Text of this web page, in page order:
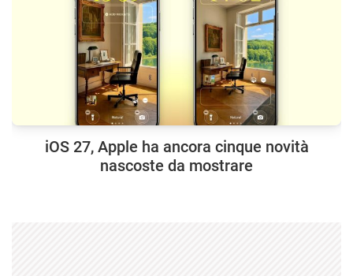
iOS 27, Apple ha ancora cinque novità
nascoste da mostrare